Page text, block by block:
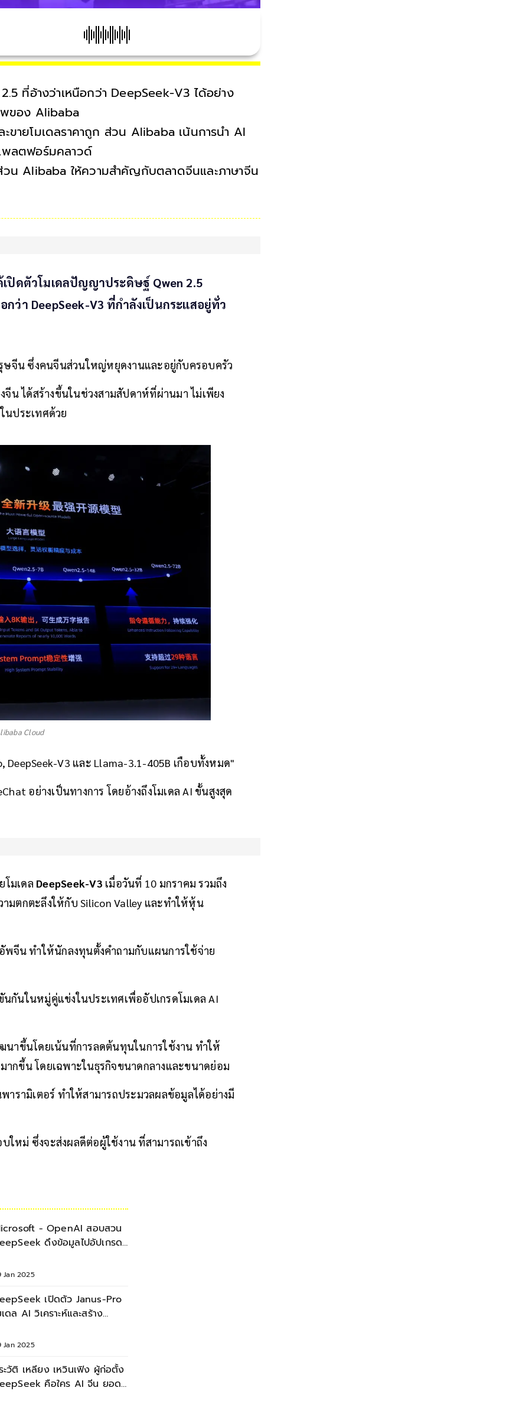
ที่อ้างว่าเหนือกว่า DeepSeek-V3 ได้อย่าง
พของ Alibaba
ายโมเดลราคาถูก ส่วน Alibaba เน้นการนำ AI
พลตฟอร์มคลาวด์
น Alibaba ให้ความสำคัญกับตลาดจีนและภาษาจีน
ปิดตัวโมเดลปัญญาประดิษฐ์ Qwen 2.5
ว่า DeepSeek-V3 ที่กำลังเป็นกระแสอยู่ทั่ว
ษจีน ซึ่งคนจีนส่วนใหญ่หยุดงานและอยู่กับครอบครัว
น ได้สร้างขึ้นในช่วงสามสัปดาห์ที่ผ่านมา ไม่เพียง
นประเทศด้วย
Cloud
V3 และ Llama-3.1-405B เกือบทั้งหมด"
อย่างเป็นทางการ โดยอ้างถึงโมเดล AI ขั้นสูงสุด
มเดล DeepSeek-V3 เมื่อวันที่ 10 มกราคม รวมถึง
ามตกตะลึงให้กับ Silicon Valley และทำให้หุ้น
จีน ทำให้นักลงทุนตั้งคำถามกับแผนการใช้จ่าย
กันในหมู่คู่แข่งในประเทศเพื่ออัปเกรดโมเดล AI
าขึ้นโดยเน้นที่การลดต้นทุนในการใช้งาน ทำให้
กขึ้น โดยเฉพาะในธุรกิจขนาดกลางและขนาดย่อม
รามิเตอร์ ทำให้สามารถประมวลผลข้อมูลได้อย่างมี
ใหม่ ซึ่งจะส่งผลดีต่อผู้ใช้งาน ที่สามารถเข้าถึง
- OpenAI สอบสวน
ดึงข้อมูลไปอัปเกรด
Jan 2025
เปิดตัว Janus-Pro
เดล AI วิเคราะห์และสร้าง
Jan 2025
ะวัติ เหลียง เหวินเฟิง ผู้ก่อตั้ง
คือใคร AI จีน ยอด